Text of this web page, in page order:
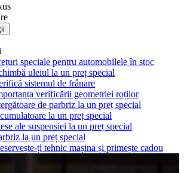
speciale pentru automobilele în stoc
uleiul la un preț special
sistemul de frânare
verificării geometriei roților
de parbriz la un preț special
la un preț special
ale suspensiei la un preț special
la un preț special
ți tehnic mașina și primește cadou